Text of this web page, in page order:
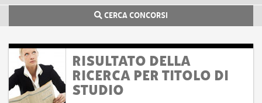
CERCA CONCORSI
RISULTATO DELLA
RICERCA PER TITOLO DI
STUDIO